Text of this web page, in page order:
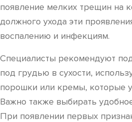
появление мелких трещин на
должного ухода эти
воспалению и инфекциям.
Специалисты рекомендуют
под грудью в сухости,
порошки или кремы, которые
Важно также выбирать
При появлении первых